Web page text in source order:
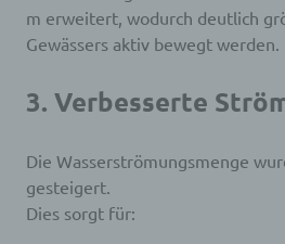
m erweitert, wodurch deutlich
Gewässers aktiv bewegt werden.
3. Verbesserte
Die Wasserströmungsmenge
gesteigert.
Dies sorgt für: